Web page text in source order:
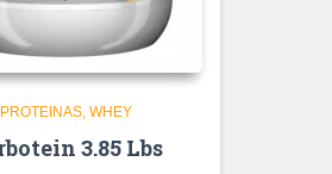
PROTEINAS WHEY
3.85 Lbs